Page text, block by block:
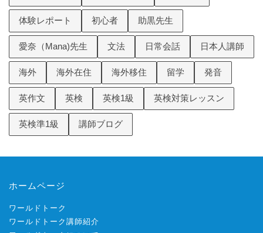
体験レポート 初心者 助黒先生
愛奈（Mana)先生 文法 日常会話 日本人講師
海外 海外在住 海外移住 留学 発音
英作文 英検 英検1級 英検対策レッスン
英検準1級 講師ブログ
ホームページ
ワールドトーク
ワールドトーク講師紹介